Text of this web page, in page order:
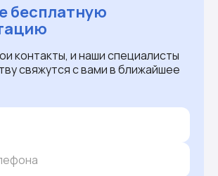
бесплатную
контакты, и наши специалисты
свяжутся с вами в ближайшее